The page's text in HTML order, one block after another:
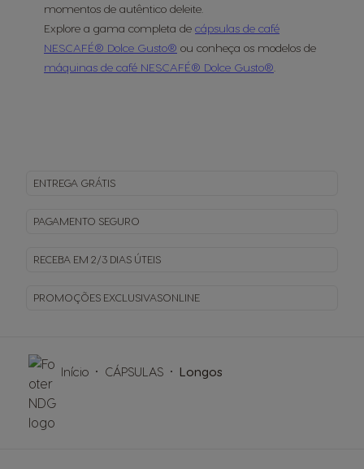
momentos de autêntico deleite.
Explore a gama completa de cápsulas de café
NESCAFÉ® Dolce Gusto® ou conheça os modelos de
máquinas de café NESCAFÉ® Dolce Gusto®
ENTREGA GRÁTIS
PAGAMENTO SEGURO
RECEBA EM 2/3 DIAS ÚTEIS
PROMOÇÕES EXCLUSIVASONLINE
Início CÁPSULAS Longos